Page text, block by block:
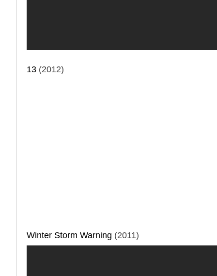
13 (2012)
Winter Storm Warning (2011)